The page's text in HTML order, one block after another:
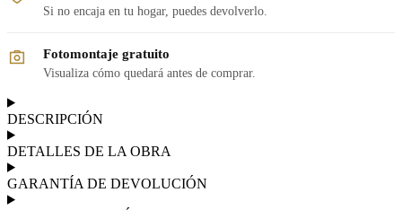
Si no encaja en tu hogar, puedes devolverlo.
Fotomontaje gratuito
Visualiza cómo quedará antes de comprar.
DESCRIPCIÓN
DETALLES DE LA OBRA
GARANTÍA DE DEVOLUCIÓN